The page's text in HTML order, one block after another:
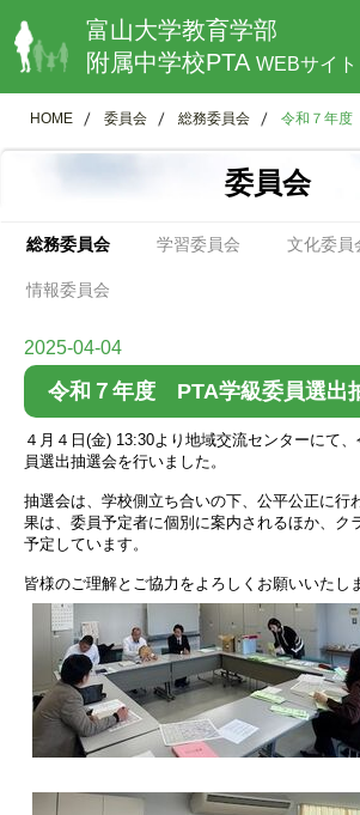
富山大学教育学部
附属中学校PTA WEBサイト
HOME 委員会 総務委員会 令和７年度
委員会
総務委員会 学習委員会 文化委員
情報委員会
2025-04-04
令和７年度 PTA学級委員選出
４月４日(金) 13:30より地域交流センターにて
員選出抽選会を行いました。
抽選会は、学校側立ち合いの下、公平公正に行
果は、委員予定者に個別に案内されるほか、ク
予定しています。
皆様のご理解とご協力をよろしくお願いいたし